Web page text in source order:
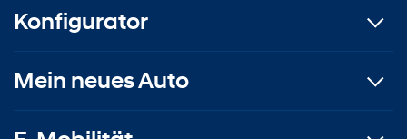
Konfigurator
Mein neues Auto